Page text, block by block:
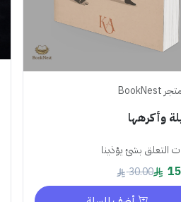
متجر BookNest
وأكرهها
التعلق بشئ يؤذينا
30.00